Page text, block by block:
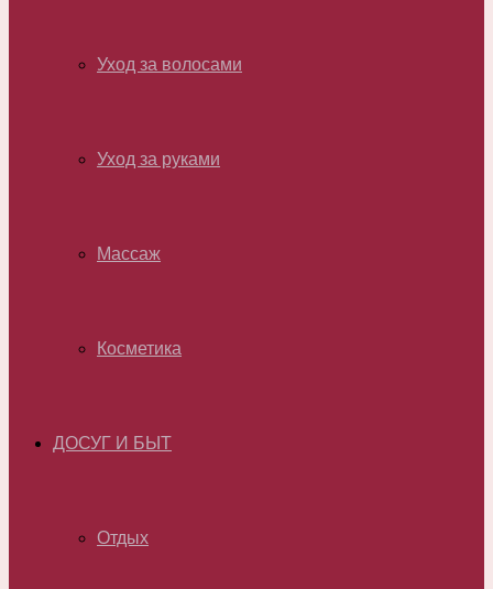
Уход за волосами
Уход за руками
Массаж
Косметика
ДОСУГ И БЫТ
Отдых